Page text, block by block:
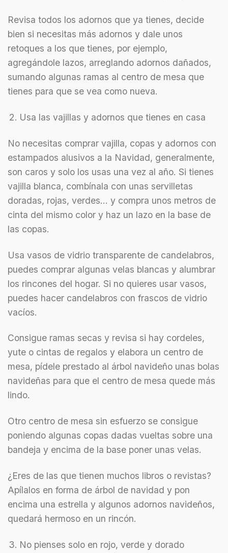
Revisa todos los adornos que ya tienes, decide
bien si necesitas más adornos y dale unos
retoques a los que tienes, por ejemplo,
agregándole lazos, arreglando adornos dañados,
sumando algunas ramas al centro de mesa que
tienes para que se vea como nueva.
Usa las vajillas y adornos que tienes en casa
No necesitas comprar vajilla, copas y adornos con
estampados alusivos a la Navidad, generalmente,
son caros y solo los usas una vez al año. Si tienes
vajilla blanca, combínala con unas servilletas
doradas, rojas, verdes… y compra unos metros de
cinta del mismo color y haz un lazo en la base de
las copas.
Usa vasos de vidrio transparente de candelabros,
puedes comprar algunas velas blancas y alumbrar
los rincones del hogar. Si no quieres usar vasos,
puedes hacer candelabros con frascos de vidrio
vacíos.
Consigue ramas secas y revisa si hay cordeles,
yute o cintas de regalos y elabora un centro de
mesa, pídele prestado al árbol navideño unas bolas
navideñas para que el centro de mesa quede más
lindo.
Otro centro de mesa sin esfuerzo se consigue
poniendo algunas copas dadas vueltas sobre una
bandeja y encima de la base poner unas velas.
¿Eres de las que tienen muchos libros o revistas?
Apílalos en forma de árbol de navidad y pon
encima una estrella y algunos adornos navideños,
quedará hermoso en un rincón.
No pienses solo en rojo, verde y dorado